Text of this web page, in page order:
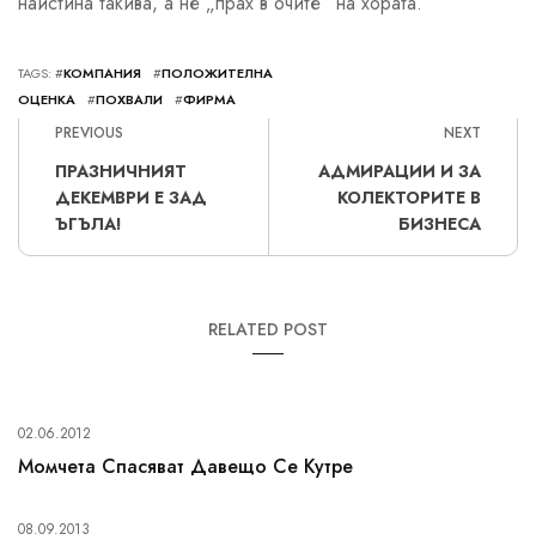
TAGS: #КОМПАНИЯ #ПОЛОЖИТЕЛНА
ОЦЕНКА
#ПОХВАЛИ #ФИРМА
PREVIOUS
ПРАЗНИЧНИЯТ
ДЕКЕМВРИ Е ЗАД
ЪГЪЛА!
NEXT
АДМИРАЦИИ И ЗА
КОЛЕКТОРИТЕ В
БИЗНЕСА
RELATED POST
02.06.2012
Момчета Спасяват Давещо Се Кутре
08.09.2013